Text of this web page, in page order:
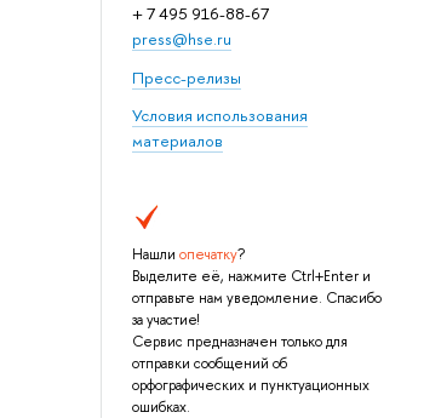
+ 7 495 916-88-67
press@hse.ru
Пресс-релизы
Условия использования
материалов
Нашли опечатку?
Выделите её, нажмите Ctrl+Enter и
отправьте нам уведомление. Спасибо
за участие!
Сервис предназначен только для
отправки сообщений об
орфографических и пунктуационных
ошибках.